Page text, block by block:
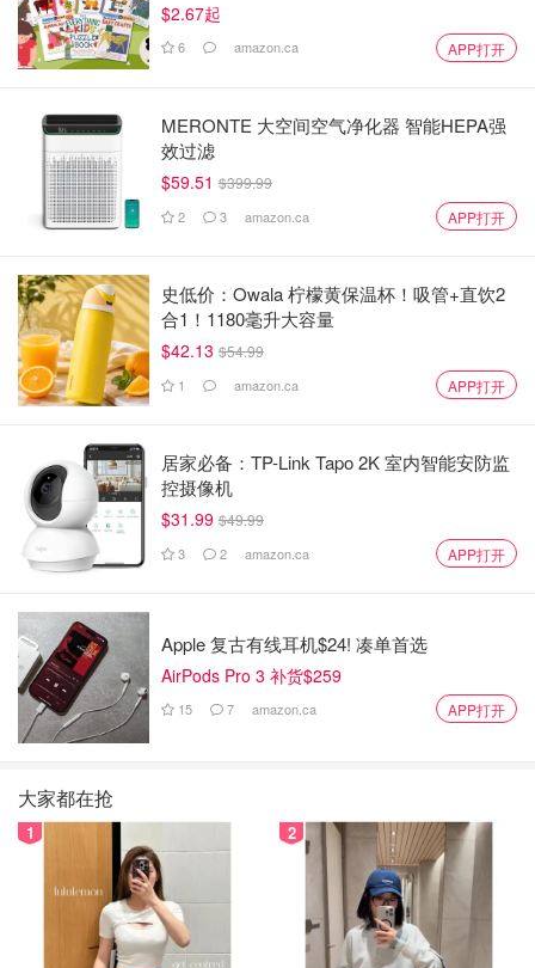
$2.67起
6 amazon.ca APP打开
MERONTE 大空间空气净化器 智能HEPA强
效过滤
$59.51 $399.99
2 3 amazon.ca APP打开
史低价：Owala 柠檬黄保温杯！吸管+直饮2
合1！1180毫升大容量
$42.13 $54.99
1 amazon.ca APP打开
居家必备：TP-Link Tapo 2K 室内智能安防监
控摄像机
$31.99 $49.99
3 2 amazon.ca APP打开
Apple 复古有线耳机$24! 凑单首选
AirPods Pro 3 补货$259
15 7 amazon.ca APP打开
大家都在抢
1 2